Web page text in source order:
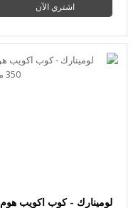
اشتري الآن
لومينارك - كوب اكويب هوم